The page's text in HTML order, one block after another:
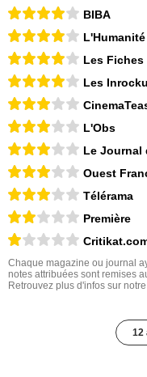
BIBA
L'Humanité
Les Fiches
Les
L'Obs
Le Journal
Ouest
Télérama
Première
Chaque magazine ou journal
notes attribuées sont remises
Retrouvez plus d'infos sur
12